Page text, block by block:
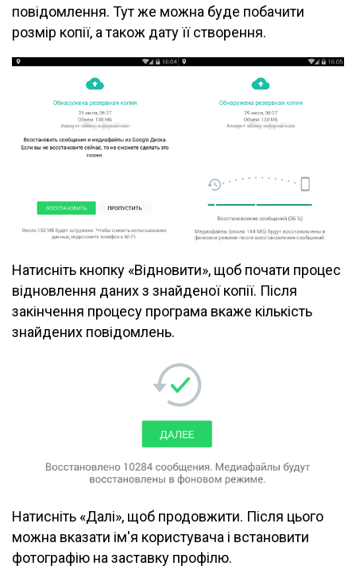
повідомлення. Тут же можна буде побачити
розмір копії, а також дату її створення.
Натисніть кнопку «Відновити», щоб почати процес
відновлення даних з знайденої копії. Після
закінчення процесу програма вкаже кількість
знайдених повідомлень.
Натисніть «Далі», щоб продовжити. Після цього
можна вказати ім'я користувача і встановити
фотографію на заставку профілю.